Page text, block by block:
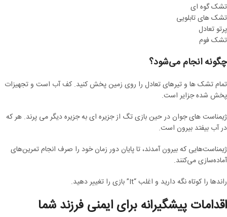
تشک گوه ای
تشک های تابلویی
پرتو تعادل
تشک فوم
چگونه انجام می‌شود؟
تمام تشک ها و تیرهای تعادل را روی زمین پخش کنید. کف آب است و تجهیزات
پخش شده جزایر است.
ژیمناست های جوان در حین بازی تگ از جزیره ای به جزیره دیگر می پرند. هر که
در آب بیفتد بیرون است.
ژیمناست‌هایی که بیرون آمدند، تا پایان دور زمان خود را صرف انجام تمرین‌های
آماده‌سازی می‌کنند.
راندها را کوتاه نگه دارید و اغلب “It” بازی را تغییر دهید.
اقدامات پیشگیرانه برای ایمنی فرزند شما